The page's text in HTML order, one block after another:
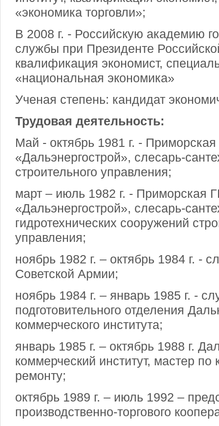
«экономика торговли»;
В 2008 г. - Российскую академию
службы при Президенте
квалификация экономист,
«национальная экономика»
Ученая степень: кандидат
Трудовая деятельность:
Май - октябрь 1981 г. -
«Дальэнергострой», слесарь-
строительного управления;
март – июль 1982 г. - Приморская
«Дальэнергострой», слесарь-
гидротехнических сооружений
управления;
ноябрь 1982 г. – октябрь 1984 г. -
Советской Армии;
ноябрь 1984 г. – январь 1985 г. -
подготовительного отделения
коммерческого института;
январь 1985 г. – октябрь 1988 г.
коммерческий институт, мастер по
ремонту;
октябрь 1989 г. – июль 1992 –
производственно-торгового